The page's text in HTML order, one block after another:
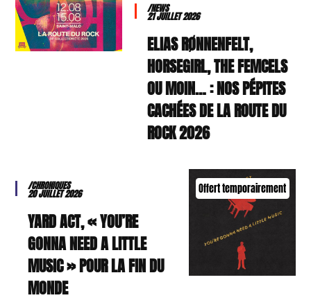
/NEWS
21 JUILLET 2026
ELIAS RØNNENFELT,
HORSEGIRL, THE FEMCELS
OU MOIN… : NOS PÉPITES
CACHÉES DE LA ROUTE DU
ROCK 2026
Offert temporairement
/CHRONIQUES
20 JUILLET 2026
YARD ACT, « YOU’RE
GONNA NEED A LITTLE
MUSIC » POUR LA FIN DU
MONDE